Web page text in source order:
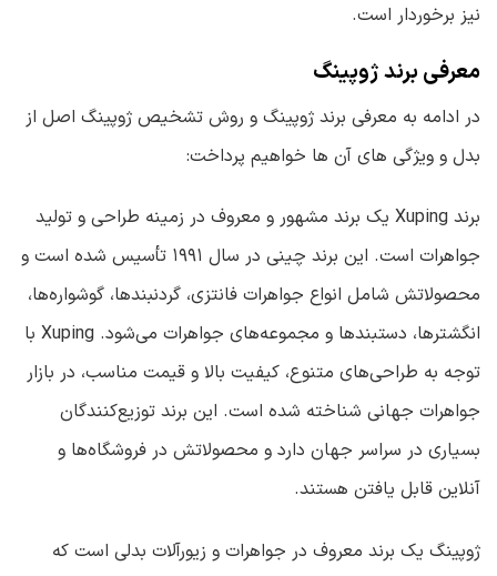
نیز برخوردار است.
معرفی برند ژوپینگ
در ادامه به معرفی برند ژوپینگ و روش تشخیص ژوپینگ اصل از
بدل و ویژگی های آن ها خواهیم پرداخت:
برند Xuping یک برند مشهور و معروف در زمینه طراحی و تولید
جواهرات است. این برند چینی در سال ۱۹۹۱ تأسیس شده است و
محصولاتش شامل انواع جواهرات فانتزی، گردنبندها، گوشواره‌ها،
انگشترها، دستبندها و مجموعه‌های جواهرات می‌شود. Xuping با
توجه به طراحی‌های متنوع، کیفیت بالا و قیمت مناسب، در بازار
جواهرات جهانی شناخته شده است. این برند توزیع‌کنندگان
بسیاری در سراسر جهان دارد و محصولاتش در فروشگاه‌ها و
آنلاین قابل یافتن هستند.
ژوپینگ یک برند معروف در جواهرات و زیورآلات بدلی است که